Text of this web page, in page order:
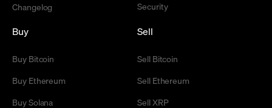
Changelog
Security
Buy
Buy Bitcoin
Buy Ethereum
Buy Solana
Sell
Sell Bitcoin
Sell Ethereum
Sell XRP